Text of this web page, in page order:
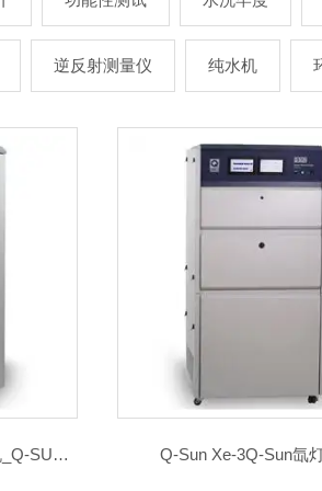
逆反射测量仪 纯水机
Q-SUN Xe-2日晒色牢度试验机_Q-SUN氙灯老化试验箱 Q-Sun Xe-3Q-Sun氙